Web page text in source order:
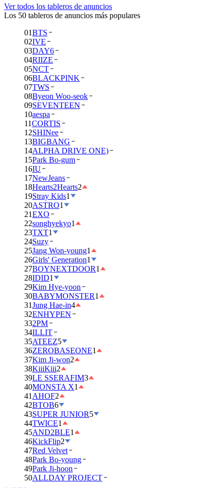
Ver todos los tableros de anuncios
Los 50 tableros de anuncios más populares
01BTS
02IVE
03DAY6
04RIIZE
05NCT
06BLACKPINK
07TWS
08Byeon Woo-seok
09SEVENTEEN
10aespa
11CORTIS
12SHINee
13BIGBANG
14ALPHA DRIVE ONE)
15Park Bo-gum
16IU
17NewJeans
18Hearts2Hearts2
19Stray Kids1
20ASTRO1
21EXO
22songhyekyo1
23TXT1
24Suzy
25Jang Won-young1
26Girls' Generation1
27BOYNEXTDOOR1
28IDID1
29Kim Hye-yoon
30BABYMONSTER1
31Jung Hae-in4
32ENHYPEN
332PM
34ILLIT
35ATEEZ5
36ZEROBASEONE1
37Kim Ji-won2
38KiiiKiii2
39LE SSERAFIM3
40MONSTA X1
41 AHOF2
42BTOB6
43SUPER JUNIOR5
44TWICE1
45AND2BLE1
46KickFlip2
47Red Velvet
48Park Bo-young
49Park Ji-hoon
50ALLDAY PROJECT
BTS